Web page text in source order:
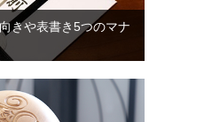
きや表書き5つのマナ